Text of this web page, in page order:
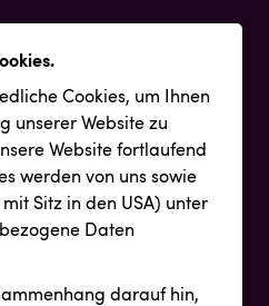
Cookies, um Ihnen
unserer Website zu
Website fortlaufend
werden von uns sowie
Sitz in den USA) unter
Daten
darauf hin,